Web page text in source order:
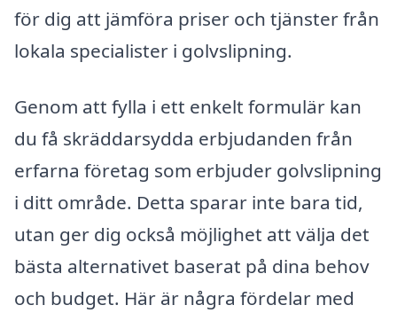
för dig att jämföra priser och tjänster från
lokala specialister i golvslipning.
Genom att fylla i ett enkelt formulär kan
du få skräddarsydda erbjudanden från
erfarna företag som erbjuder golvslipning
i ditt område. Detta sparar inte bara tid,
utan ger dig också möjlighet att välja det
bästa alternativet baserat på dina behov
och budget. Här är några fördelar med